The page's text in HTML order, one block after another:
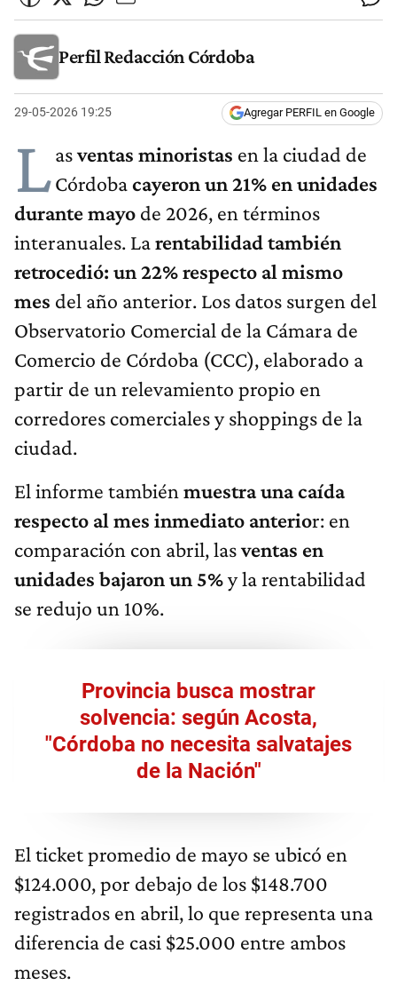
Perfil Redacción Córdoba
29-05-2026 19:25 Agregar PERFIL en Google
Lasventas minoristas en la ciudad de
Córdobacayeron un 21% en unidades
durante mayo de 2026, en términos
interanuales. Larentabilidad también
retrocedió: un 22% respecto al mismo
mes del año anterior. Los datos surgen del
Observatorio Comercial de la Cámara de
Comercio de Córdoba (CCC), elaborado a
partir de un relevamiento propio en
corredores comerciales y shoppings de la
ciudad.
El informe también muestra una caída
respecto al mes inmediato anterior: en
comparación con abril, lasventas en
unidades bajaron un 5%y la rentabilidad
se redujo un 10%.
Provincia busca mostrar
solvencia: según Acosta,
"Córdoba no necesita salvatajes
de la Nación"
El ticket promedio de mayo se ubicó en
$124.000, por debajo de los $148.700
registrados en abril, lo que representa una
diferencia de casi $25.000 entre ambos
meses.